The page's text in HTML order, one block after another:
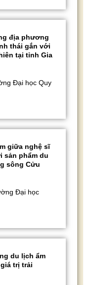
địa phương
thái gắn với
tại tỉnh Gia
Đại học Quy
giữa nghệ sĩ
sản phẩm du
sông Cửu
Đại học
du lịch ẩm
trị trải